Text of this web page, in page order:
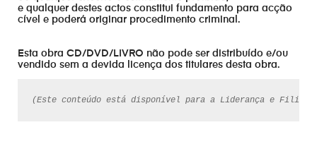
e qualquer destes actos constitui fundamento para acção
cível e poderá originar procedimento criminal.
Esta obra CD/DVD/LIVRO não pode ser distribuído e/ou
vendido sem a devida licença dos titulares desta obra.
(Este conteúdo está disponível para a Liderança e